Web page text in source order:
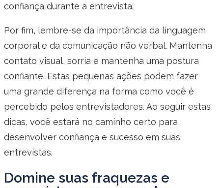
confiança durante a entrevista.
Por fim, lembre-se da importância da linguagem
corporal e da comunicação não verbal. Mantenha
contato visual, sorria e mantenha uma postura
confiante. Estas pequenas ações podem fazer
uma grande diferença na forma como você é
percebido pelos entrevistadores. Ao seguir estas
dicas, você estará no caminho certo para
desenvolver confiança e sucesso em suas
entrevistas.
Domine suas fraquezas e